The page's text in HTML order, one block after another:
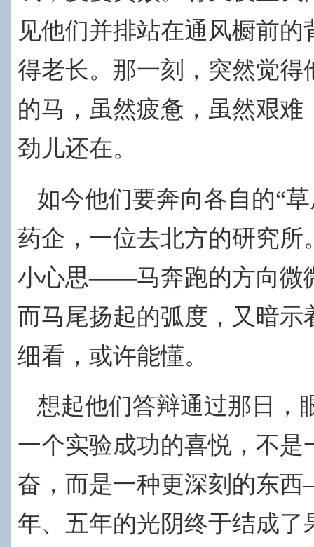
见他们并排站在通风橱前
得老长。那一刻，突然觉得
的马，虽然疲惫，虽然艰
劲儿还在。
如今他们要奔向各自的“
药企，一位去北方的研究所
小心思——马奔跑的方向微
而马尾扬起的弧度，又暗示
细看，或许能懂。
想起他们答辩通过那日，
一个实验成功的喜悦，不是
奋，而是一种更深刻的东
年、五年的光阴终于结成了